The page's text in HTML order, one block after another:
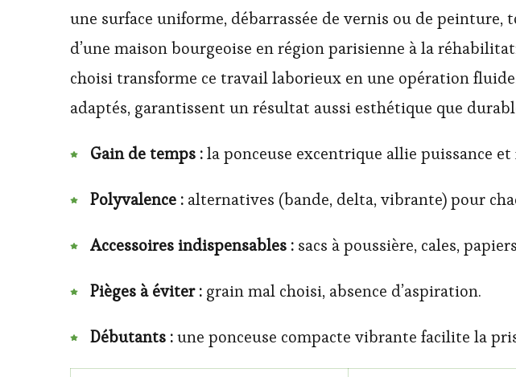
une surface uniforme, débarrassée de vernis ou de
d’une maison bourgeoise en région parisienne à la
choisi transforme ce travail laborieux en une opération fluide.
adaptés, garantissent un résultat aussi esthétique que
Gain de temps :la ponceuse excentrique allie puissance et
Polyvalence : alternatives (bande, delta, vibrante) pour
Accessoires indispensables : sacs à poussière, cales,
Pièges à éviter : grain mal choisi, absence d’aspiration.
Débutants :une ponceuse compacte vibrante facilite la